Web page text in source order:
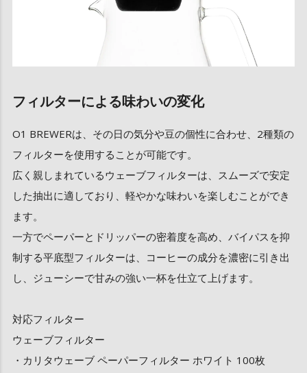
フィルターによる味わいの変化
O1 BREWERは、その日の気分や豆の個性に合わせ、2種類の
フィルターを使用することが可能です。
広く親しまれているウェーブフィルターは、スムーズで安定
した抽出に適しており、軽やかな味わいを楽しむことができ
ます。
一方でペーパーとドリッパーの密着度を高め、バイパスを抑
制する平底型フィルターは、コーヒーの成分を濃密に引き出
し、ジューシーで甘みの強い一杯を仕立て上げます。
対応フィルター
ウェーブフィルター
・カリタウェーブ ペーパーフィルター ホワイト 100枚